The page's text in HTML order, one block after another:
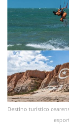
Destino turístico